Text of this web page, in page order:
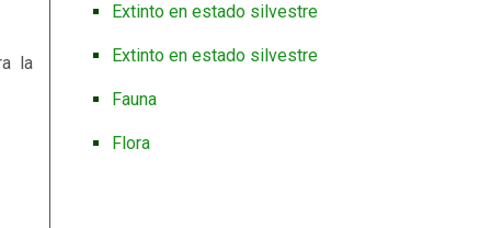
Extinto en estado silvestre
Extinto en estado silvestre
Fauna
Flora
la